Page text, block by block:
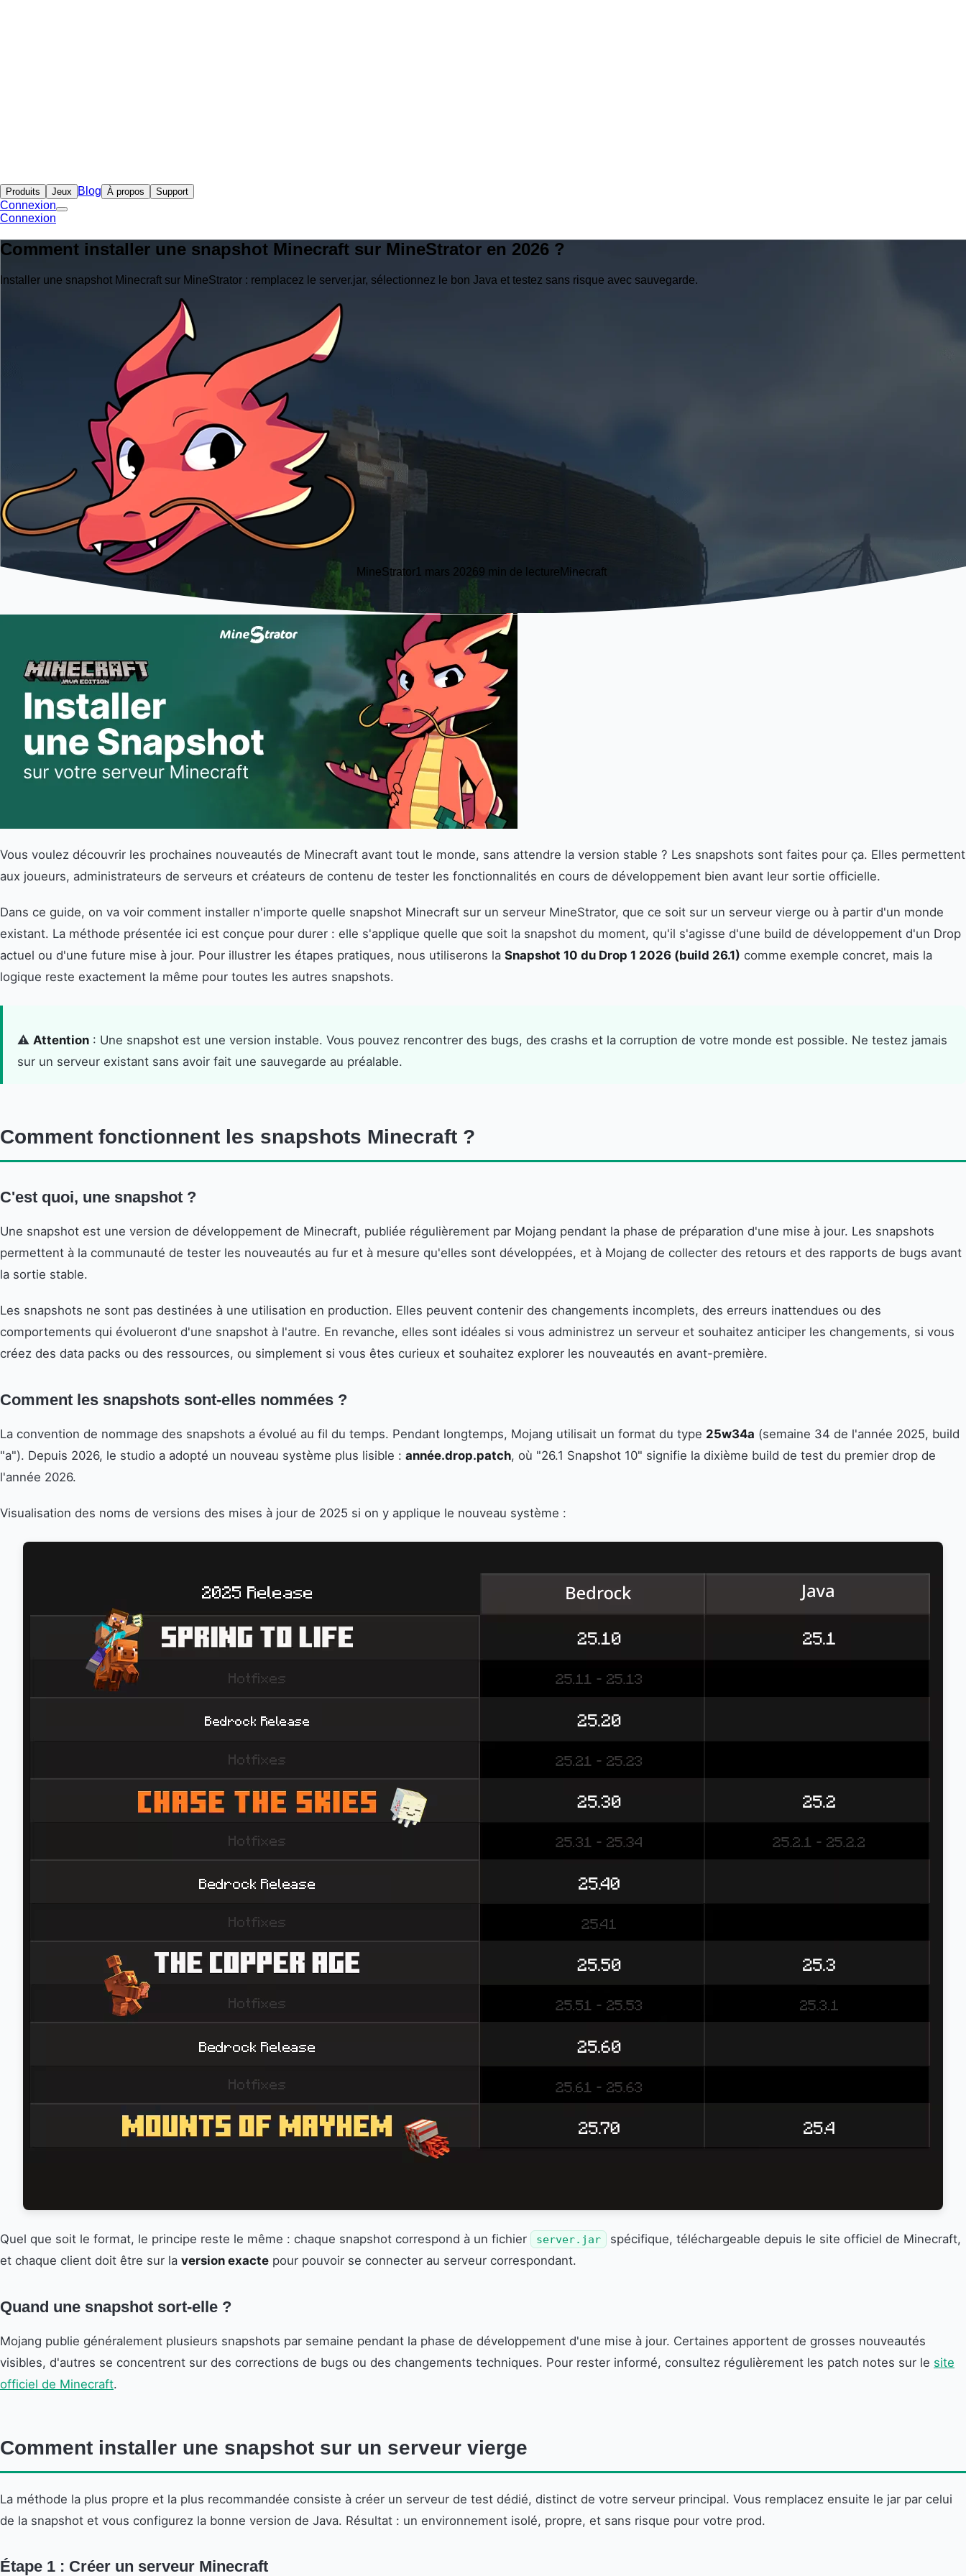
Produits Jeux Blog À propos Support
Connexion
Connexion
Comment installer une snapshot Minecraft sur MineStrator en 2026 ?
Installer une snapshot Minecraft sur MineStrator : remplacez le server.jar, sélectionnez le bon Java et testez sans risque avec sauvegarde.
MineStrator1 mars 20269 min de lecture Minecraft
Vous voulez découvrir les prochaines nouveautés de Minecraft avant tout le monde, sans attendre la version stable ? Les snapshots sont faites pour ça. Elles permettent
aux joueurs, administrateurs de serveurs et créateurs de contenu de tester les fonctionnalités en cours de développement bien avant leur sortie officielle.
Dans ce guide, on va voir comment installer n'importe quelle snapshot Minecraft sur un serveur MineStrator, que ce soit sur un serveur vierge ou à partir d'un monde
existant. La méthode présentée ici est conçue pour durer : elle s'applique quelle que soit la snapshot du moment, qu'il s'agisse d'une build de développement d'un Drop
actuel ou d'une future mise à jour. Pour illustrer les étapes pratiques, nous utiliserons la Snapshot 10 du Drop 1 2026 (build 26.1) comme exemple concret, mais la
logique reste exactement la même pour toutes les autres snapshots.
⚠️ Attention : Une snapshot est une version instable. Vous pouvez rencontrer des bugs, des crashs et la corruption de votre monde est possible. Ne testez jamais
sur un serveur existant sans avoir fait une sauvegarde au préalable.
Comment fonctionnent les snapshots Minecraft ?
C'est quoi, une snapshot ?
Une snapshot est une version de développement de Minecraft, publiée régulièrement par Mojang pendant la phase de préparation d'une mise à jour. Les snapshots
permettent à la communauté de tester les nouveautés au fur et à mesure qu'elles sont développées, et à Mojang de collecter des retours et des rapports de bugs avant
la sortie stable.
Les snapshots ne sont pas destinées à une utilisation en production. Elles peuvent contenir des changements incomplets, des erreurs inattendues ou des
comportements qui évolueront d'une snapshot à l'autre. En revanche, elles sont idéales si vous administrez un serveur et souhaitez anticiper les changements, si vous
créez des data packs ou des ressources, ou simplement si vous êtes curieux et souhaitez explorer les nouveautés en avant-première.
Comment les snapshots sont-elles nommées ?
La convention de nommage des snapshots a évolué au fil du temps. Pendant longtemps, Mojang utilisait un format du type 25w34a (semaine 34 de l'année 2025, build
"a"). Depuis 2026, le studio a adopté un nouveau système plus lisible : année.drop.patch, où "26.1 Snapshot 10" signifie la dixième build de test du premier drop de
l'année 2026.
Visualisation des noms de versions des mises à jour de 2025 si on y applique le nouveau système :
Quel que soit le format, le principe reste le même : chaque snapshot correspond à un fichier server.jar
spécifique, téléchargeable depuis le site officiel de Minecraft,
et chaque client doit être sur la version exacte pour pouvoir se connecter au serveur correspondant.
Quand une snapshot sort-elle ?
Mojang publie généralement plusieurs snapshots par semaine pendant la phase de développement d'une mise à jour. Certaines apportent de grosses nouveautés
visibles, d'autres se concentrent sur des corrections de bugs ou des changements techniques. Pour rester informé, consultez régulièrement les patch notes sur le site
officiel de Minecraft.
Comment installer une snapshot sur un serveur vierge
La méthode la plus propre et la plus recommandée consiste à créer un serveur de test dédié, distinct de votre serveur principal. Vous remplacez ensuite le jar par celui
de la snapshot et vous configurez la bonne version de Java. Résultat : un environnement isolé, propre, et sans risque pour votre prod.
Étape 1 : Créer un serveur Minecraft